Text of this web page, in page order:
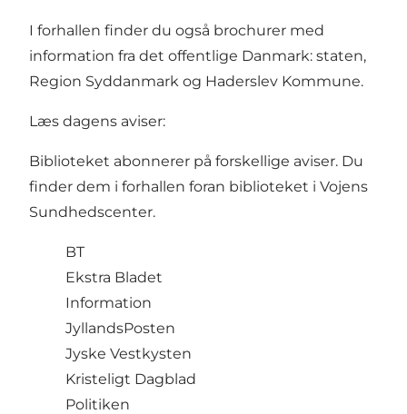
I forhallen finder du også brochurer med
information fra det offentlige Danmark: staten,
Region Syddanmark og Haderslev Kommune.
Læs dagens aviser:
Biblioteket abonnerer på forskellige aviser. Du
finder dem i forhallen foran biblioteket i Vojens
Sundhedscenter.
BT
Ekstra Bladet
Information
JyllandsPosten
Jyske Vestkysten
Kristeligt Dagblad
Politiken